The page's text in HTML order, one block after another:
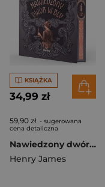
KSIĄŻKA
34,99 zł
59,90 zł - sugerowana
cena detaliczna
Nawiedzony dwór w Bly (ilustrowane brzegi). Klasyka Grozy
Henry James